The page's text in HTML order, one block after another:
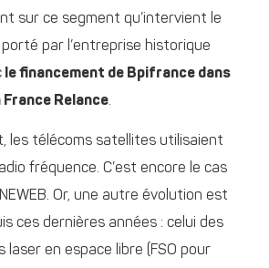
sur ce segment qu’intervient le
porté par l’entreprise historique
le financement de Bpifrance dans
France Relance.
les télécoms satellites utilisaient
fréquence. C’est encore le cas
Or, une autre évolution est
ces dernières années : celui des
laser en espace libre (FSO pour